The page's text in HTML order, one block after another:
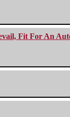
Fit For An